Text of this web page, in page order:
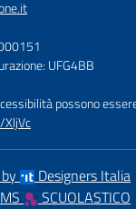
UFG4BB
possono
Designers Italia
SCUOLASTICO